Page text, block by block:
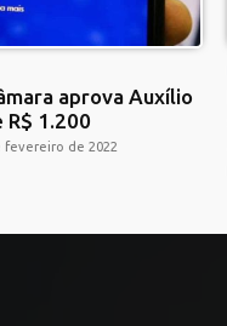
aprova Auxílio
R$ 1.200
fevereiro de 2022